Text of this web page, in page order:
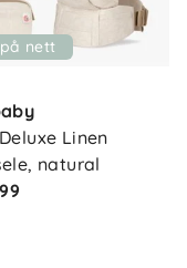
nett
Linen
natural